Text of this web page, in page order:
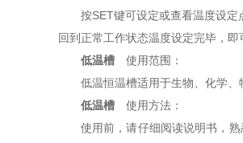
按SET键可设定或查看温度设
回到正常工作状态温度设定完毕，
低温槽 使用范围：
低温恒温槽适用于生物、化学、
低温槽 使用方法：
使用前，请仔细阅读说明书，